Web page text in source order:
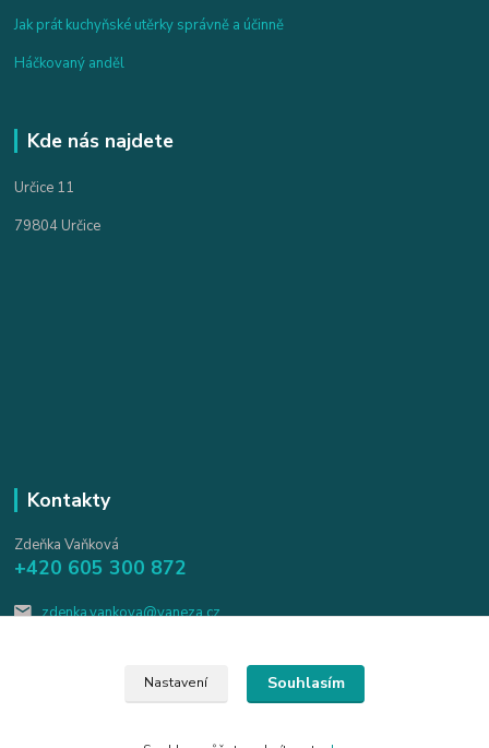
Jak prát kuchyňské utěrky správně a účinně
Háčkovaný anděl
Kde nás najdete
Určice 11
79804 Určice
Kontakty
Zdeňka Vaňková
+420 605 300 872
zdenka.vankova@vaneza.cz
Nastavení Souhlasím